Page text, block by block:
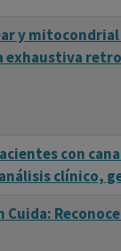
y mitocondrial
exhaustiva
con
clínico,
Cuida: